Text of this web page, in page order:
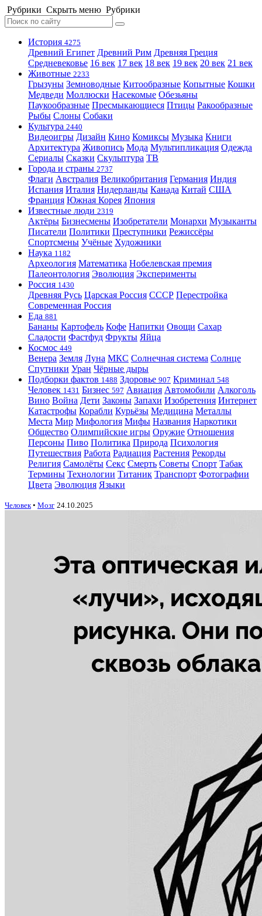
Рубрики Скрыть меню Рубрики
История 4275
Древний Египет Древний Рим Древняя Греция
Средневековье 16 век 17 век 18 век 19 век 20 век 21 век
Животные 2233
Грызуны Земноводные Китообразные Копытные Кошки
Медведи Моллюски Насекомые Обезьяны
Паукообразные Пресмыкающиеся Птицы Ракообразные
Рыбы Слоны Собаки
Культура 2440
Видеоигры Дизайн Кино Комиксы Музыка Книги
Архитектура Живопись Мода Мультипликация Одежда
Сериалы Сказки Скульптура ТВ
Города и страны 2737
Флаги Австралия Великобритания Германия Индия
Испания Италия Нидерланды Канада Китай США
Франция Южная Корея Япония
Известные люди 2319
Актёры Бизнесмены Изобретатели Монархи Музыканты
Писатели Политики Преступники Режиссёры
Спортсмены Учёные Художники
Наука 1182
Археология Математика Нобелевская премия
Палеонтология Эволюция Эксперименты
Россия 1430
Древняя Русь Царская Россия СССР Перестройка
Современная Россия
Еда 881
Бананы Картофель Кофе Напитки Овощи Сахар
Сладости Фастфуд Фрукты Яйца
Космос 449
Венера Земля Луна МКС Солнечная система Солнце
Спутники Уран Чёрные дыры
Подборки фактов 1488 Здоровье 907 Криминал 548
Человек 1431 Бизнес 597 Авиация Автомобили Алкоголь
Вино Война Дети Законы Запахи Изобретения Интернет
Катастрофы Корабли Курьёзы Медицина Металлы
Места Мир Мифология Мифы Названия Наркотики
Общество Олимпийские игры Оружие Отношения
Персоны Пиво Политика Природа Психология
Путешествия Работа Радиация Растения Рекорды
Религия Самолёты Секс Смерть Советы Спорт Табак
Термины Технологии Титаник Транспорт Фотографии
Цвета Эволюция Языки
Человек• Мозг 24.10.2025